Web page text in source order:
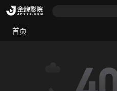
首页